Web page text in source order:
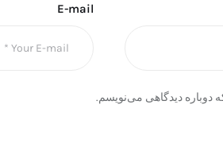
E-mail
دوباره دیدگاهی می‌نویسم.